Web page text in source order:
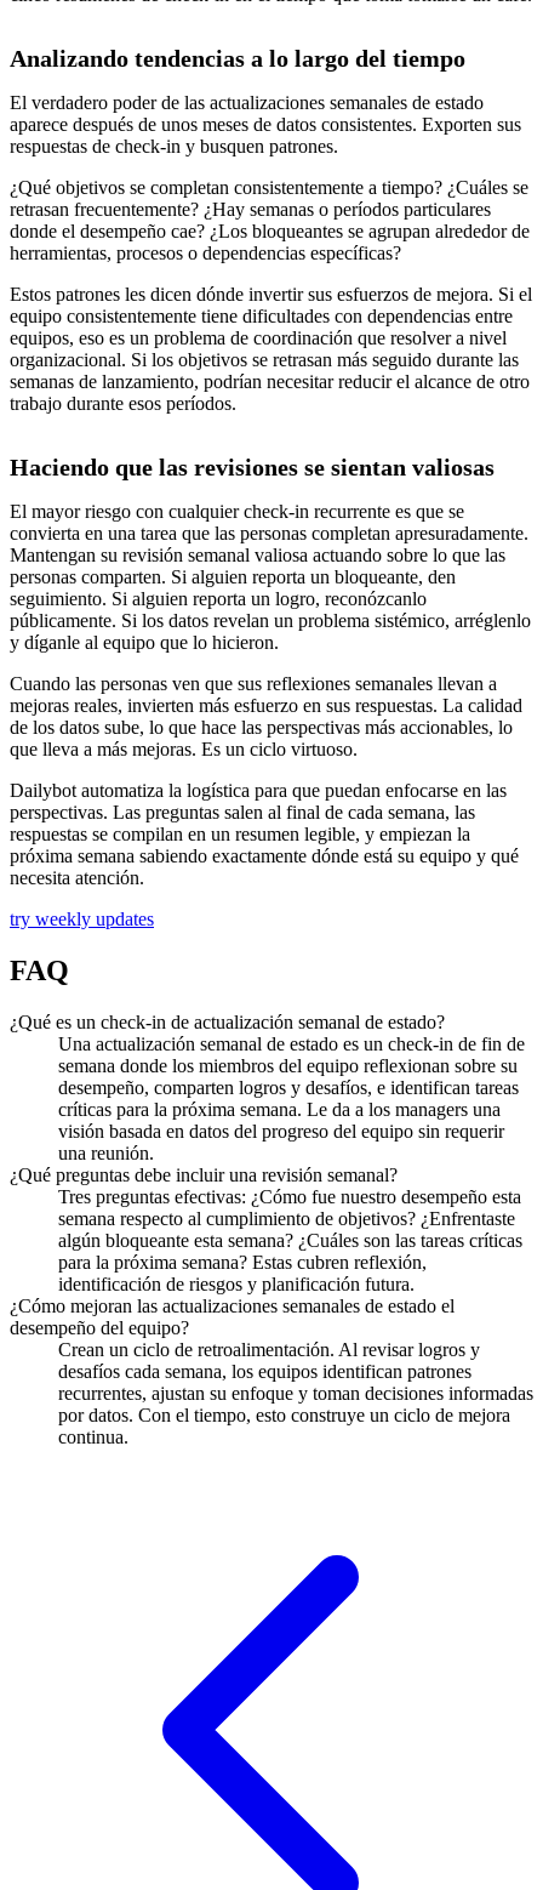
Analizando tendencias a lo largo del tiempo
El verdadero poder de las actualizaciones semanales de estado
aparece después de unos meses de datos consistentes. Exporten sus
respuestas de check-in y busquen patrones.
¿Qué objetivos se completan consistentemente a tiempo? ¿Cuáles se
retrasan frecuentemente? ¿Hay semanas o períodos particulares
donde el desempeño cae? ¿Los bloqueantes se agrupan alrededor de
herramientas, procesos o dependencias específicas?
Estos patrones les dicen dónde invertir sus esfuerzos de mejora. Si el
equipo consistentemente tiene dificultades con dependencias entre
equipos, eso es un problema de coordinación que resolver a nivel
organizacional. Si los objetivos se retrasan más seguido durante las
semanas de lanzamiento, podrían necesitar reducir el alcance de otro
trabajo durante esos períodos.
Haciendo que las revisiones se sientan valiosas
El mayor riesgo con cualquier check-in recurrente es que se
convierta en una tarea que las personas completan apresuradamente.
Mantengan su revisión semanal valiosa actuando sobre lo que las
personas comparten. Si alguien reporta un bloqueante, den
seguimiento. Si alguien reporta un logro, reconózcanlo
públicamente. Si los datos revelan un problema sistémico, arréglenlo
y díganle al equipo que lo hicieron.
Cuando las personas ven que sus reflexiones semanales llevan a
mejoras reales, invierten más esfuerzo en sus respuestas. La calidad
de los datos sube, lo que hace las perspectivas más accionables, lo
que lleva a más mejoras. Es un ciclo virtuoso.
Dailybot automatiza la logística para que puedan enfocarse en las
perspectivas. Las preguntas salen al final de cada semana, las
respuestas se compilan en un resumen legible, y empiezan la
próxima semana sabiendo exactamente dónde está su equipo y qué
necesita atención.
try weekly updates
FAQ
¿Qué es un check-in de actualización semanal de estado?
Una actualización semanal de estado es un check-in de fin de
semana donde los miembros del equipo reflexionan sobre su
desempeño, comparten logros y desafíos, e identifican tareas
críticas para la próxima semana. Le da a los managers una
visión basada en datos del progreso del equipo sin requerir
una reunión.
¿Qué preguntas debe incluir una revisión semanal?
Tres preguntas efectivas: ¿Cómo fue nuestro desempeño esta
semana respecto al cumplimiento de objetivos? ¿Enfrentaste
algún bloqueante esta semana? ¿Cuáles son las tareas críticas
para la próxima semana? Estas cubren reflexión,
identificación de riesgos y planificación futura.
¿Cómo mejoran las actualizaciones semanales de estado el
desempeño del equipo?
Crean un ciclo de retroalimentación. Al revisar logros y
desafíos cada semana, los equipos identifican patrones
recurrentes, ajustan su enfoque y toman decisiones informadas
por datos. Con el tiempo, esto construye un ciclo de mejora
continua.